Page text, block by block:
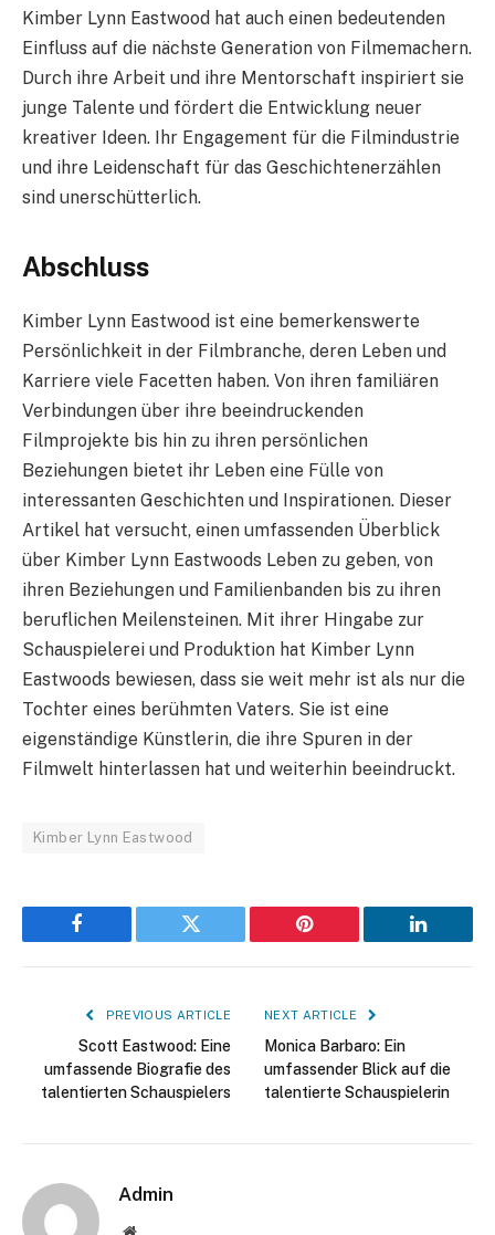
Kimber Lynn Eastwood hat auch einen bedeutenden
Einfluss auf die nächste Generation von Filmemachern.
Durch ihre Arbeit und ihre Mentorschaft inspiriert sie
junge Talente und fördert die Entwicklung neuer
kreativer Ideen. Ihr Engagement für die Filmindustrie
und ihre Leidenschaft für das Geschichtenerzählen
sind unerschütterlich.
Abschluss
Kimber Lynn Eastwood ist eine bemerkenswerte
Persönlichkeit in der Filmbranche, deren Leben und
Karriere viele Facetten haben. Von ihren familiären
Verbindungen über ihre beeindruckenden
Filmprojekte bis hin zu ihren persönlichen
Beziehungen bietet ihr Leben eine Fülle von
interessanten Geschichten und Inspirationen. Dieser
Artikel hat versucht, einen umfassenden Überblick
über Kimber Lynn Eastwoods Leben zu geben, von
ihren Beziehungen und Familienbanden bis zu ihren
beruflichen Meilensteinen. Mit ihrer Hingabe zur
Schauspielerei und Produktion hat Kimber Lynn
Eastwoods bewiesen, dass sie weit mehr ist als nur die
Tochter eines berühmten Vaters. Sie ist eine
eigenständige Künstlerin, die ihre Spuren in der
Filmwelt hinterlassen hat und weiterhin beeindruckt.
Kimber Lynn Eastwood
Facebook Twitter Pinterest LinkedIn
PREVIOUS ARTICLE
Scott Eastwood: Eine
umfassende Biografie des
talentierten Schauspielers
NEXT ARTICLE
Monica Barbaro: Ein
umfassender Blick auf die
talentierte Schauspielerin
Admin
Website